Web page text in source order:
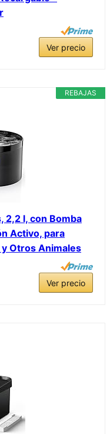
Ver precio
REBAJAS
2,2 l, con Bomba
Activo, para
Otros Animales
Ver precio